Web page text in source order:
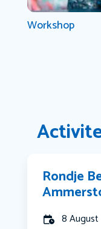
Workshop
Rondje
8